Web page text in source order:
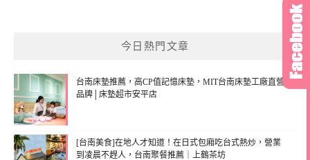
今日熱門文章
台南床墊推薦，高CP值記憶床墊，MIT台南床墊工廠直營
品牌│床墊超市安平店
[台南美食]在地人才知道！在日式包廂吃台式熱炒，營業
到凌晨不趕人，台南聚餐推薦｜上鶴茶坊